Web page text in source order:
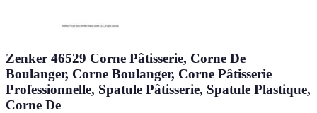
Zenker 46529 Corne Pâtisserie, Corne De
Boulanger, Corne Boulanger, Corne Pâtisserie
Professionnelle, Spatule Pâtisserie, Spatule Plastique,
Corne De